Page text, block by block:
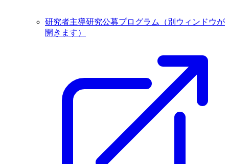
研究者主導研究公募プログラム
（別ウィンドウが
開きます）